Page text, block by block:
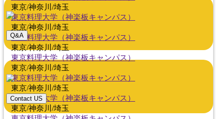
東京/神奈川/埼玉
東京料理大学（神楽板キャンパス）
東京/神奈川/埼玉
東京料理大学（神楽板キャンパス）
東京/神奈川/埼玉
東京料理大学（神楽板キャンパス）
東京/神奈川/埼玉
東京料理大学（神楽板キャンパス）
東京/神奈川/埼玉
東京料理大学（神楽板キャンパス）
東京/神奈川/埼玉
Q&A
Contact US